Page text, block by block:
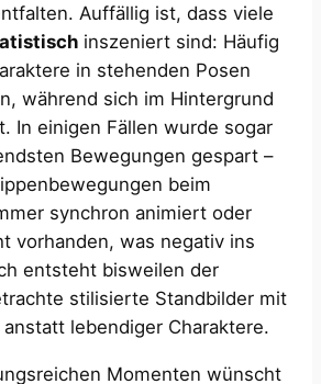
Auffällig ist, dass viele
inszeniert sind: Häufig
in stehenden Posen
während sich im Hintergrund
In einigen Fällen wurde sogar
Bewegungen gespart –
beim
synchron animiert oder
vorhanden, was negativ ins
entsteht bisweilen der
stilisierte Standbilder mit
lebendiger Charaktere.
Momenten wünscht